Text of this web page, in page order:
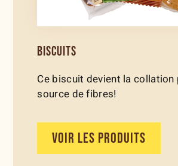
BISCUITS
Ce biscuit devient la collation
source de fibres!
VOIR LES PRODUITS